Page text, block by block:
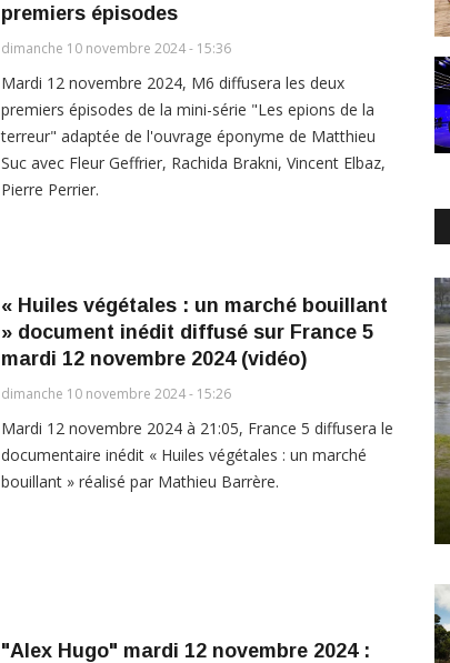
premiers épisodes
dimanche 10 novembre 2024 - 15:36
Mardi 12 novembre 2024, M6 diffusera les deux
premiers épisodes de la mini-série "Les epions de la
terreur" adaptée de l'ouvrage éponyme de Matthieu
Suc avec Fleur Geffrier, Rachida Brakni, Vincent Elbaz,
Pierre Perrier.
« Huiles végétales : un marché bouillant
» document inédit diffusé sur France 5
mardi 12 novembre 2024 (vidéo)
dimanche 10 novembre 2024 - 15:26
Mardi 12 novembre 2024 à 21:05, France 5 diffusera le
documentaire inédit « Huiles végétales : un marché
bouillant » réalisé par Mathieu Barrère.
"Alex Hugo" mardi 12 novembre 2024 :